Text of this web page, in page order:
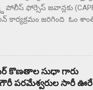
పలు
ఇక్కడ నుంచి కదిలేది లేదని
పోలీస్ ఫోర్సెస్ జవాన్లకు
కార్యక్రమం జరిగింది ఓం
జగన్నాధపురం లో గల
కేంద్రం లో CAPF
రిటైర్డ్ మరియు ఇన్
CAPF జవాన్ల తో స్నేహ మిలన్
కొణతాల సుధా గారు
పరమేశ్వరుల సారీ